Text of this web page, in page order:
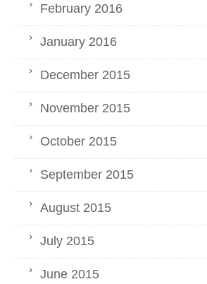
February 2016
January 2016
December 2015
November 2015
October 2015
September 2015
August 2015
July 2015
June 2015